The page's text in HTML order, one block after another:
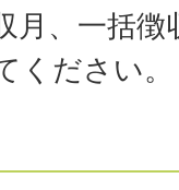
月、一括
ください。